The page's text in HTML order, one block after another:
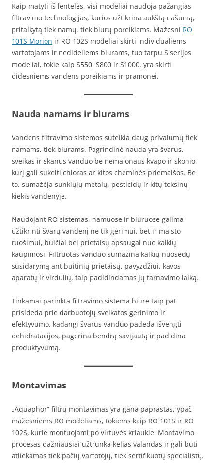
Kaip matyti iš lentelės, visi modeliai naudoja pažangias
filtravimo technologijas, kurios užtikrina aukštą našumą,
pritaikytą tiek namų, tiek biurų poreikiams. Mažesni RO
101S Morion ir RO 102S modeliai skirti individualiems
vartotojams ir nedideliems biurams, tuo tarpu S serijos
modeliai, tokie kaip S550, S800 ir S1000, yra skirti
didesniems vandens poreikiams ir pramonei.
Nauda namams ir biurams
Vandens filtravimo sistemos suteikia daug privalumų tiek
namams, tiek biurams. Pagrindinė nauda yra švarus,
sveikas ir skanus vanduo be nemalonaus kvapo ir skonio,
kurį gali sukelti chloras ar kitos cheminės priemaišos. Be
to, sumažėja sunkiųjų metalų, pesticidų ir kitų toksinų
kiekis vandenyje.
Naudojant RO sistemas, namuose ir biuruose galima
užtikrinti švarų vandenį ne tik gėrimui, bet ir maisto
ruošimui, buičiai bei prietaisų apsaugai nuo kalkių
kaupimosi. Filtruotas vanduo sumažina kalkių nuosėdų
susidarymą ant buitinių prietaisų, pavyzdžiui, kavos
aparatų ir virdulių, taip padidindamas jų tarnavimo laiką.
Tinkamai parinkta filtravimo sistema biure taip pat
prisideda prie darbuotojų sveikatos gerinimo ir
efektyvumo, kadangi švarus vanduo padeda išvengti
dehidratacijos, pagerina bendrą savijautą ir padidina
produktyvumą.
Montavimas
„Aquaphor“ filtrų montavimas yra gana paprastas, ypač
mažesniems RO modeliams, tokiems kaip RO 101S ir RO
102S, kurie montuojami po virtuvės kriaukle. Montavimo
procesas dažniausiai užtrunka kelias valandas ir gali būti
atliekamas tiek pačių vartotojų, tiek sertifikuotų specialistų.